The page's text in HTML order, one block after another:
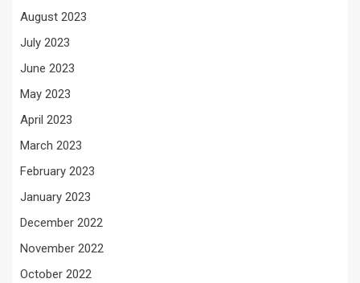
August 2023
July 2023
June 2023
May 2023
April 2023
March 2023
February 2023
January 2023
December 2022
November 2022
October 2022